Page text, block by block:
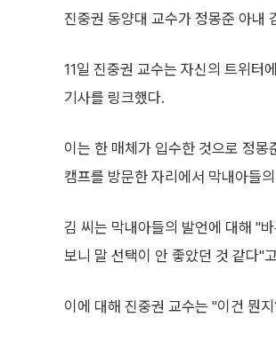
진중권 동양대 교수가 정몽준 아내
11일 진중권 교수는 자신의 트위터
기사를 링크했다.
이는 한 매체가 입수한 것으로 정
캠프를 방문한 자리에서 막내아들
김 씨는 막내아들의 발언에 대해 "
보니 말 선택이 안 좋았던 것 같다"
이에 대해 진중권 교수는 "이건 뭔